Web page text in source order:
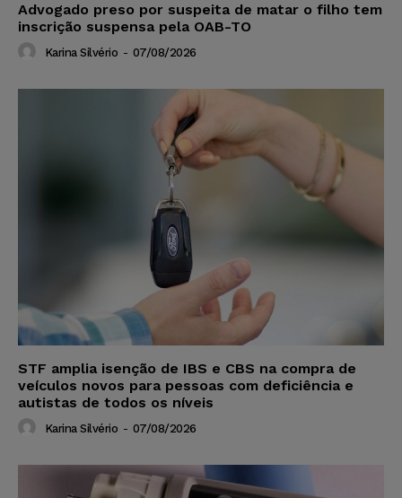
Advogado preso por suspeita de matar o filho tem
inscrição suspensa pela OAB-TO
Karina Silvério - 07/08/2026
STF amplia isenção de IBS e CBS na compra de
veículos novos para pessoas com deficiência e
autistas de todos os níveis
Karina Silvério - 07/08/2026